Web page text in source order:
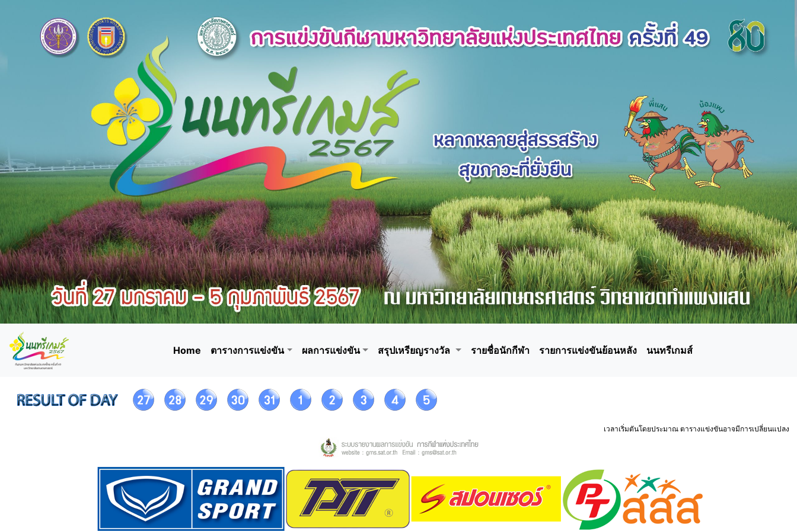
Home ตารางการแข่งขัน ผลการแข่งขัน สรุปเหรียญรางวัล รายชื่อนักกีฬา รายการแข่งขันย้อนหลัง นนทรีเกมส์
เวลาเริ่มตันโดยประมาณ ตารางแข่งขันอาจมีการเปลี่ยนแปลง